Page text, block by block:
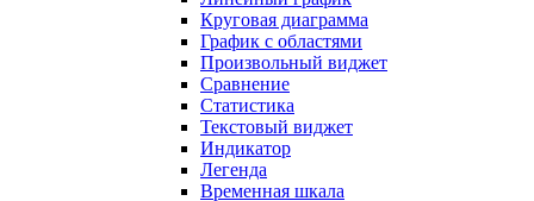
Круговая диаграмма
График с областями
Произвольный виджет
Сравнение
Статистика
Текстовый виджет
Индикатор
Легенда
Временная шкала